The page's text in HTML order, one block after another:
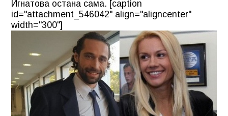
Игнатова остана сама. [caption
id="attachment_546042" align="aligncenter"
width="300"]